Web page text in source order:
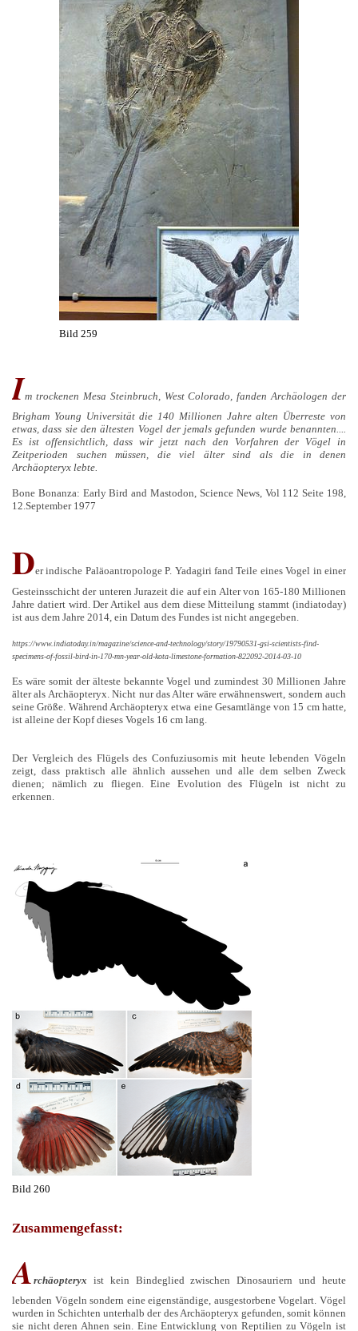
Bild 259
Im trockenen Mesa Steinbruch, West Colorado, fanden Archäologen der
Brigham Young Universität die 140 Millionen Jahre alten Überreste von
etwas, dass sie den ältesten Vogel der jemals gefunden wurde benannten....
Es ist offensichtlich, dass wir jetzt nach den Vorfahren der Vögel in
Zeitperioden suchen müssen, die viel älter sind als die in denen
Archäopteryx lebte.
Bone Bonanza: Early Bird and Mastodon, Science News, Vol 112 Seite 198,
12.September 1977
Der indische Paläoantropologe P. Yadagiri fand Teile eines Vogel in einer
Gesteinsschicht der unteren Jurazeit die auf ein Alter von 165-180 Millionen
Jahre datiert wird. Der Artikel aus dem diese Mitteilung stammt (indiatoday)
ist aus dem Jahre 2014, ein Datum des Fundes ist nicht angegeben.
https://www.indiatoday.in/magazine/science-and-technology/story/19790531-gsi-scientists-find-
specimens-of-fossil-bird-in-170-mn-year-old-kota-limestone-formation-822092-2014-03-10
Es wäre somit der älteste bekannte Vogel und zumindest 30 Millionen Jahre
älter als Archäopteryx. Nicht nur das Alter wäre erwähnenswert, sondern auch
seine Größe. Während Archäopteryx etwa eine Gesamtlänge von 15 cm hatte,
ist alleine der Kopf dieses Vogels 16 cm lang.
Der Vergleich des Flügels des Confuziusornis mit heute lebenden Vögeln
zeigt, dass praktisch alle ähnlich aussehen und alle dem selben Zweck
dienen; nämlich zu fliegen. Eine Evolution des Flügeln ist nicht zu
erkennen.
Bild 260
Zusammengefasst:
A rchäopteryx ist kein Bindeglied zwischen Dinosauriern und heute
lebenden Vögeln sondern eine eigenständige, ausgestorbene Vogelart. Vögel
wurden in Schichten unterhalb der des Archäopteryx gefunden, somit können
sie nicht deren Ahnen sein. Eine Entwicklung von Reptilien zu Vögeln ist